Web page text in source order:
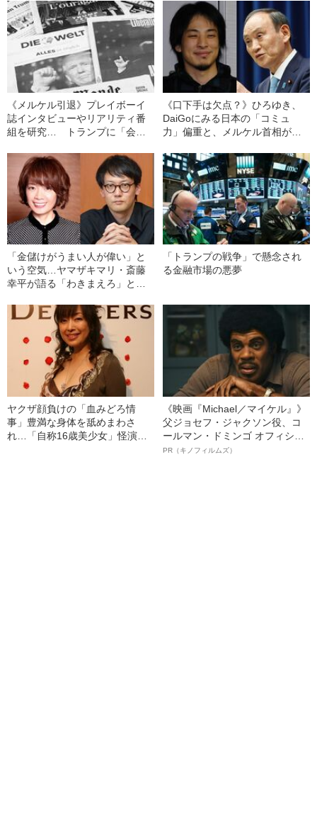
《メルケル引退》プレイボーイ
誌インタビューやリアリティ番
組を研究… トランプに「会談
女性リーダーの"猛獣使い”術
《口下手は欠点？》ひろゆき、
DaiGoにみる日本の「コミュ
力」偏重と、メルケル首相が共
「金儲けがうまい人が偉い」と
いう空気…ヤマザキマリ・斎藤
幸平が語る「わきまえろ」とい
「トランプの戦争」で懸念され
る金融市場の悪夢
ヤクザ顔負けの「血みどろ情
事」豊満な身体を舐めまわさ
れ…「自称16歳美少女」怪演
《映画『Michael／マイケル』》
父ジョセフ・ジャクソン役、コ
ールマン・ドミンゴ オフィシャ
ルインタビュー“観客を魅了した
PR（キノフィルムズ）